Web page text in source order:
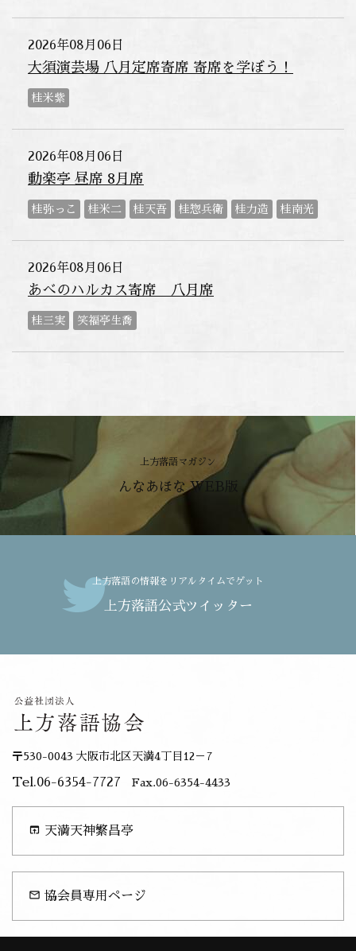
2026年08月06日
大須演芸場 八月定席寄席 寄席を学ぼう！
桂米紫
2026年08月06日
動楽亭 昼席 8月席
桂弥っこ 桂米二 桂天吾 桂惣兵衛 桂力造 桂南光
2026年08月06日
あべのハルカス寄席 八月席
桂三実 笑福亭生喬
上方落語マガジン
んなあほな WEB版
上方落語の情報をリアルタイムでゲット
上方落語公式ツイッター
〒530-0043 大阪市北区天満4丁目12－7
Tel.06-6354-7727 Fax.06-6354-4433
open_in_browser 天満天神繁昌亭
mail_outline 協会員専用ページ